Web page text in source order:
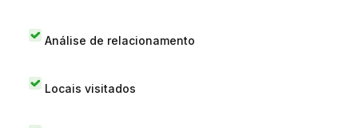
Análise de relacionamento
Locais visitados